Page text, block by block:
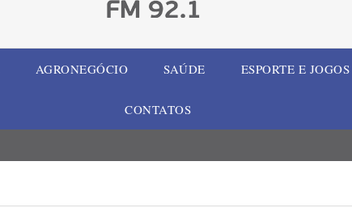
AGRONEGÓCIO SAÚDE ESPORTE E JOGOS
CONTATOS